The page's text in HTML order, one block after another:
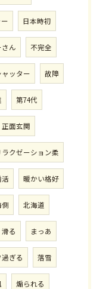
日本時初
ん 不完全
ャッター 故障
第74代
正面玄関
ラクゼーション柔
活 暖かい格好
側 北海道
滑る まっあ
ぎる 落雪
煽られる